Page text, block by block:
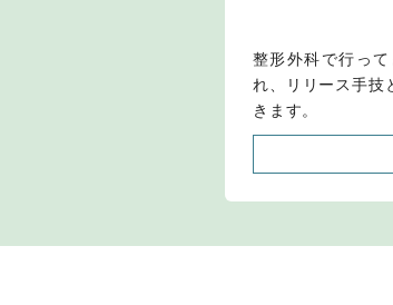
整形外科で行っ
れ、リリース手技
きます。